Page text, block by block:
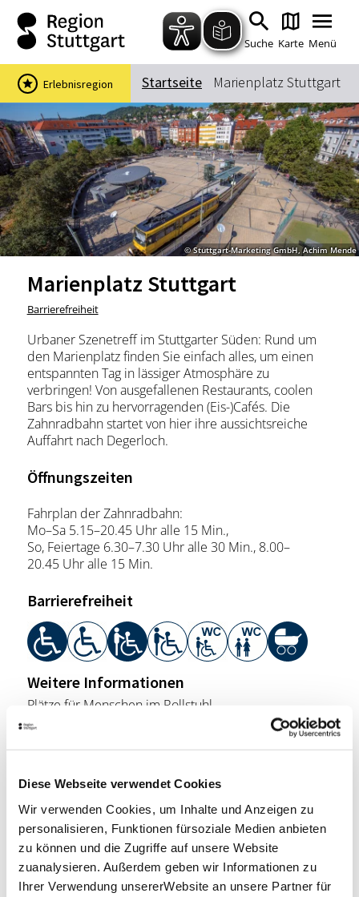
Diese Webseite verwendet Cookies
Wir verwenden Cookies, um Inhalte und Anzeigen zu
personalisieren, Funktionen fürsoziale Medien anbieten
zu können und die Zugriffe auf unsere Website
zuanalysieren. Außerdem geben wir Informationen zu
Ihrer Verwendung unsererWebsite an unsere Partner für
Zum Hauptinhalt springen
Zur Suche springen
Zur Hauptnavigation
Zum Footer springen
Suche Karte Menü
Suchbegriff
Das könnte Sie interessieren
Stadtführungen
Events & Tickets
Ausflugsziele
Erlebnisse
Wein
Radfahren
Wandern
Startseite Marienplatz Stuttgart
Erlebnisregion
© Stuttgart-Marketing GmbH, Achim Mende
Marienplatz Stuttgart
Barrierefreiheit
Urbaner Szenetreff im Stuttgarter Süden: Rund um
den Marienplatz finden Sie einfach alles, um einen
entspannten Tag in lässiger Atmosphäre zu
verbringen! Von ausgefallenen Restaurants, coolen
Bars bis hin zu hervorragenden (Eis-)Cafés. Die
Zahnradbahn startet von hier ihre aussichtsreiche
Auffahrt nach Degerloch.
Öffnungszeiten
Fahrplan der Zahnradbahn:
Mo–Sa 5.15–20.45 Uhr alle 15 Min.,
So, Feiertage 6.30–7.30 Uhr alle 30 Min., 8.00–
20.45 Uhr alle 15 Min.
Barrierefreiheit
Weitere Informationen
Plätze für Menschen im Rollstuhl
Lage & Kontakt
Marienplatz Stuttgart
Marienplatz 1
70178 Stuttgart